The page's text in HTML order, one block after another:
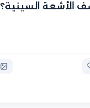
الأشعة السينية؟